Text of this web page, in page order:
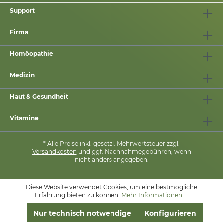
Support
Firma
Homöopathie
Medizin
Haut & Gesundheit
Vitamine
* Alle Preise inkl. gesetzl. Mehrwertsteuer zzgl.
Versandkosten und ggf. Nachnahmegebühren, wenn
nicht anders angegeben.
MIT ❤ VON PHARMASANA
Diese Website verwendet Cookies, um eine bestmögliche
Erfahrung bieten zu können. Mehr Informationen ...
Nur technisch notwendige Konfigurieren